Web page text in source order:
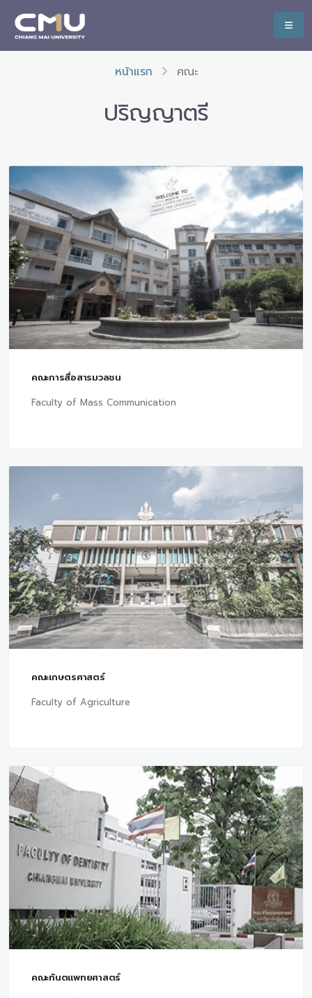
หน้าแรก คณะ
ปริญญาตรี
คณะการสื่อสารมวลชน
Faculty of Mass Communication
คณะเกษตรศาสตร์
Faculty of Agriculture
คณะทันตแพทยศาสตร์